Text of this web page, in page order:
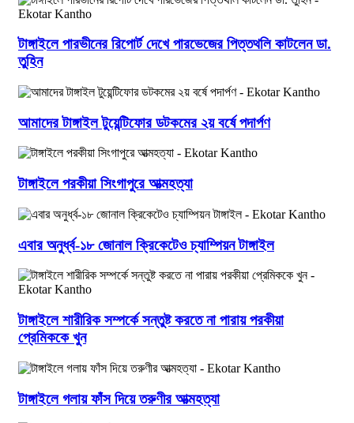
টাঙ্গাইলে পারভীনের রিপোর্ট দেখে পারভেজের পিত্তথলি কাটলেন ডা.
তুহিন
আমাদের টাঙ্গাইল টুয়েন্টিফোর ডটকমের ২য় বর্ষে পদার্পণ
টাঙ্গাইলে পরকীয়া সিংগাপুরে আত্মহত্যা
এবার অনুর্ধ্ব-১৮ জোনাল ক্রিকেটেও চ্যাম্পিয়ন টাঙ্গাইল
টাঙ্গাইলে শারীরিক সম্পর্কে সন্তুষ্ট করতে না পারায় পরকীয়া
প্রেমিককে খুন
টাঙ্গাইলে গলায় ফাঁস দিয়ে তরুণীর আত্মহত্যা